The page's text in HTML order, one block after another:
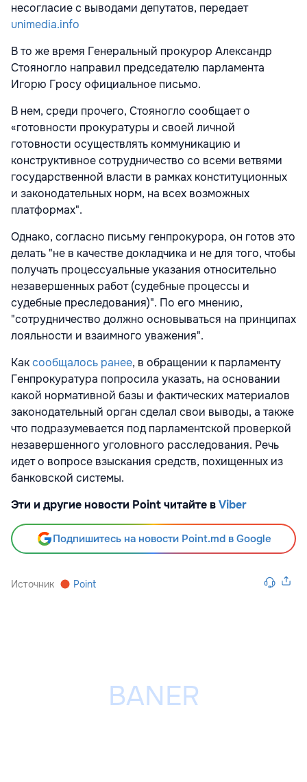
несогласие с выводами депутатов, передает
unimedia.info
В то же время Генеральный прокурор Александр
Стояногло направил председателю парламента
Игорю Гросу официальное письмо.
В нем, среди прочего, Стояногло сообщает о
«готовности прокуратуры и своей личной
готовности осуществлять коммуникацию и
конструктивное сотрудничество со всеми ветвями
государственной власти в рамках конституционных
и законодательных норм, на всех возможных
платформах".
Однако, согласно письму генпрокурора, он готов это
делать "не в качестве докладчика и не для того, чтобы
получать процессуальные указания относительно
незавершенных работ (судебные процессы и
судебные преследования)". По его мнению,
"сотрудничество должно основываться на принципах
лояльности и взаимного уважения".
Каксообщалось ранее, в обращении к парламенту
Генпрокуратура попросила указать, на основании
какой нормативной базы и фактических материалов
законодательный орган сделал свои выводы, а также
что подразумевается под парламентской проверкой
незавершенного уголовного расследования. Речь
идет о вопросе взыскания средств, похищенных из
банковской системы.
Эти и другие новости Point читайте вViber
Подпишитесь на новости Point.md в Google
Источник Point